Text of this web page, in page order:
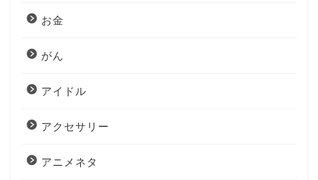
お金
がん
アイドル
アクセサリー
アニメネタ